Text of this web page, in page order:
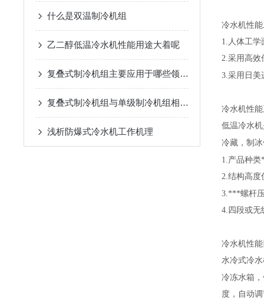
什么是双温制冷机组
乙二醇低温冷水机性能用途大着呢
复叠式制冷机组主要应用于哪些领域？
复叠式制冷机组与单级制冷机组相比有哪些优势？
浅析​防爆式冷水机工作机理
冷水机性
1. 人体工
2.采用高效
3.采用日美
冷水机性
低温冷水
冷藏，制
1.产品种
2.结构高度
3.***螺杆
4. 四段或
冷水机性
水冷式冷
冷冻水箱
度，自动